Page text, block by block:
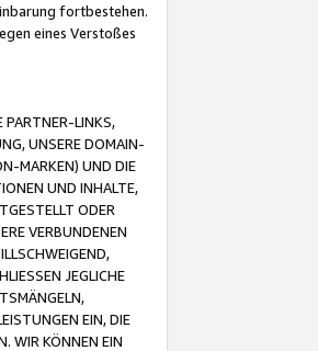
fortbestehen.
eines Verstoßes
PARTNER-LINKS,
UNSERE DOMAIN-
MARKEN) UND DIE
UND INHALTE,
ODER
VERBUNDENEN
JEGLICHE
EIN, DIE
WIR KÖNNEN EIN